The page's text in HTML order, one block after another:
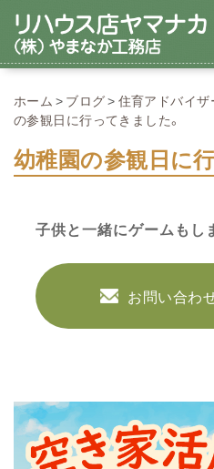
ホーム ブログ 住育アドバイ
の参観日に行ってきました。
幼稚園の参観日に
子供と一緒にゲームもし
お問い合わ